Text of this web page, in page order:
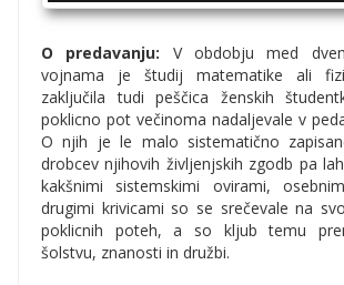
O predavanju: V obdobju med
vojnama je študij matematike ali
zaključila tudi peščica ženskih
poklicno pot večinoma nadaljevale v
O njih je le malo sistematično
drobcev njihovih življenjskih zgodb pa
kakšnimi sistemskimi ovirami,
drugimi krivicami so se srečevale na
poklicnih poteh, a so kljub temu
šolstvu, znanosti in družbi.